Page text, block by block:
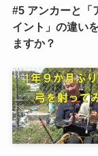
#5 アンカーと「
イント」の違い
ますか？